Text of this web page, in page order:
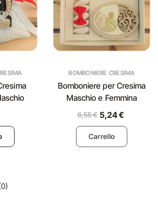
BOMBONIERE CRESIMA
Bomboniere per Cresima
Maschio e Femmina
6,55 € 5,24 €
Carrello